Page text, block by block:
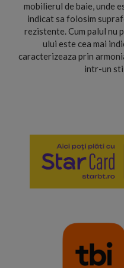
mobilierul de baie, unde
indicat sa folosim
rezistente. Cum palul
ului este cea mai
caracterizeaza prin
intr-un